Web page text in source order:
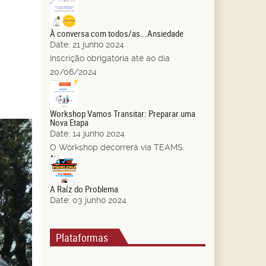
21
Jun.
À conversa com todos/as...Ansiedade
Date: 21 junho 2024
Inscrição obrigatória até ao dia
20/06/2024
Jun.
Workshop Vamos Transitar: Preparar uma
Nova Etapa
Date: 14 junho 2024
O Workshop decorrerá via TEAMS.
03
Jun.
A Raíz do Problema
Date: 03 junho 2024
Plataformas